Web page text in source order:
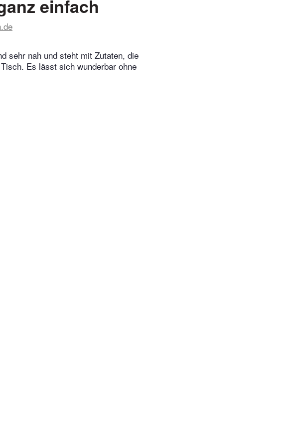
einfach
sehr nah und steht mit Zutaten, die
Es lässt sich wunderbar ohne